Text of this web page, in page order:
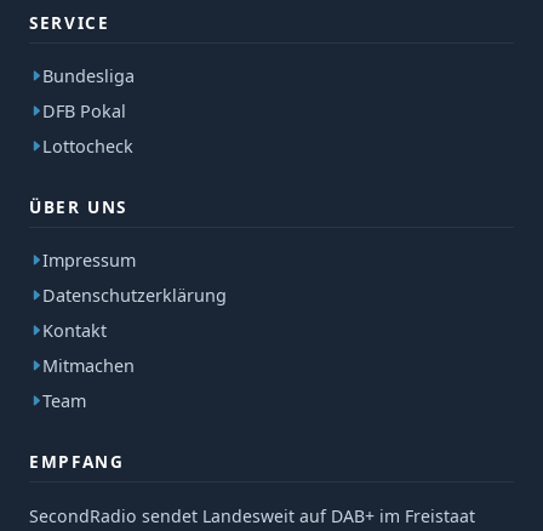
SERVICE
Bundesliga
DFB Pokal
Lottocheck
ÜBER UNS
Impressum
Datenschutzerklärung
Kontakt
Mitmachen
Team
EMPFANG
SecondRadio sendet Landesweit auf DAB+ im Freistaat